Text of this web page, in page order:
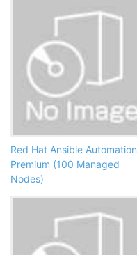
Red Hat Ansible Automation
Premium (100 Managed
Nodes)